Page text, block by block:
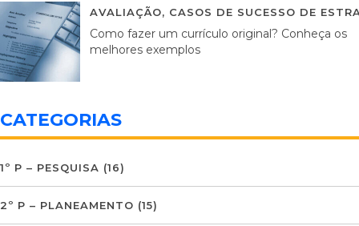
AVALIAÇÃO, CASOS DE SUCESSO DE
Como fazer um currículo original? Conheça os
melhores exemplos
CATEGORIAS
1º P – PESQUISA (16)
2º P – PLANEAMENTO (15)